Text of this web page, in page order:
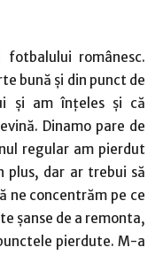
românesc.
bună şi din punct de
şi am înţeles şi că
Dinamo pare de
regular am pierdut
plus, dar ar trebui să
ne concentrăm pe ce
şanse de a remonta,
pierdute. M-a